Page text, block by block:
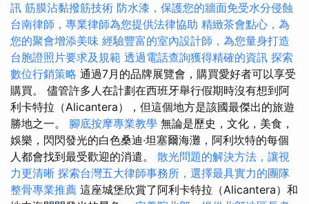
訊 筋膜沾黏撥筋技術 防水漆，保護您的牆面免受水分侵蝕
台南律師，專業律師為您提供法律協助 精緻茶會點心，為
您的聚會增添美味 經驗豐富的室內設計師，為您量身打造
台胞證照片要求及規範 透過電話查詢獲得精確的資訊 探索
數位行銷策略 通過7月的品牌展覽會，購買愛好者可以享受
購買。 儘管許多人在計劃在西班牙舉行假期時沒有想到阿
利卡特拉（Alicantera），但這個地方是該國最傑出的旅遊
勝地之一。 腳底按摩專業教學 無論是歷史，文化，美食，
娛樂，閃閃發光的白色桑迪·坦塞爾海灘，阿利坎特的每個
人都會找到最受歡迎的消遣。 散光問題的解決方法，讓視
力更清晰 探索台灣五大律師事務所，選擇最具實力的團隊
整骨專業推薦 這座城堡欣賞了阿利卡特拉（Alicantera）和